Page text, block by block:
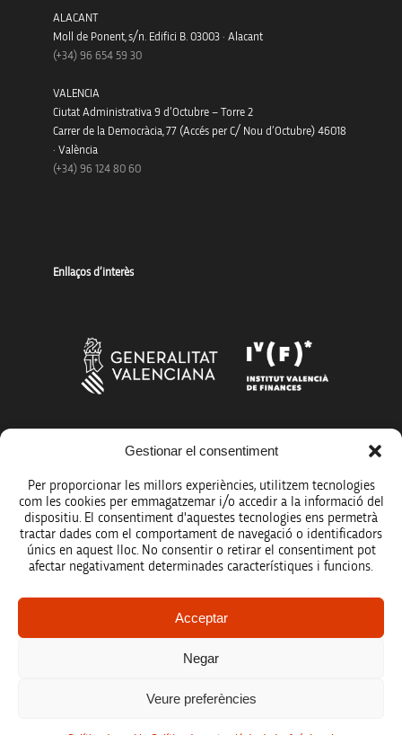
Gestionar el consentiment
Per proporcionar les millors experiències, utilitzem tecnologies
com les cookies per emmagatzemar i/o accedir a la informació del
dispositiu. El consentiment d'aquestes tecnologies ens permetrà
tractar dades com el comportament de navegació o identificadors
únics en aquest lloc. No consentir o retirar el consentiment pot
afectar negativament determinades característiques i funcions.
Acceptar
Negar
Veure preferències
ALACANT
Moll de Ponent, s/n. Edifici B. 03003 · Alacant
(+34) 96 654 59 30
VALENCIA
Ciutat Administrativa 9 d’Octubre – Torre 2
Carrer de la Democràcia, 77 (Accés per C/ Nou d’Octubre) 46018
· València
(+34) 96 124 80 60
Enllaços d’interès
Més organismes de suport a la innovació
Avís legal
Política de protecció de dades